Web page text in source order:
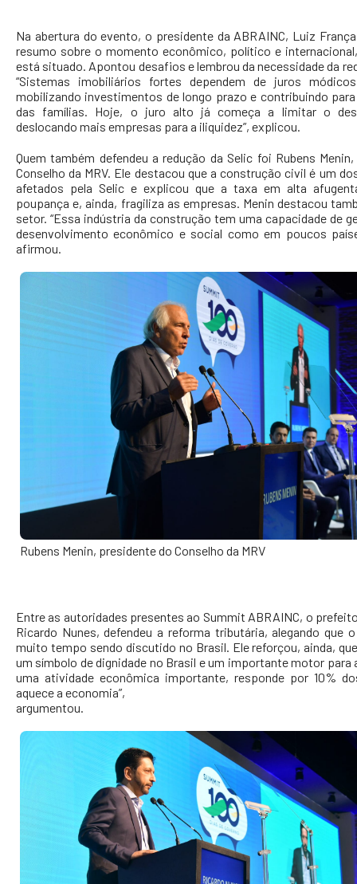
Na abertura do evento, o presidente da ABRAINC, Luiz
resumo sobre o momento econômico, político e
está situado. Apontou desafios e lembrou da necessidade da
“Sistemas imobiliários fortes dependem de juros
mobilizando investimentos de longo prazo e contribuindo
das famílias. Hoje, o juro alto já começa a limitar o
deslocando mais empresas para a iliquidez”, explicou.
Quem também defendeu a redução da Selic foi Rubens
Conselho da MRV. Ele destacou que a construção civil é um
afetados pela Selic e explicou que a taxa em alta
poupança e, ainda, fragiliza as empresas. Menin destacou
setor. “Essa indústria da construção tem uma capacidade de
desenvolvimento econômico e social como em poucos
afirmou.
Rubens Menin, presidente do Conselho da MRV
Entre as autoridades presentes ao Summit ABRAINC, o
Ricardo Nunes, defendeu a reforma tributária, alegando que
muito tempo sendo discutido no Brasil. Ele reforçou, ainda,
um símbolo de dignidade no Brasil e um importante motor para
uma atividade econômica importante, responde por 10%
aquece a economia”,
argumentou.